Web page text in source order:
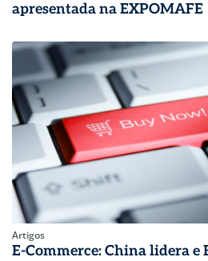
apresentada na EXPOMAFE
Artigos
E-Commerce: China lidera e